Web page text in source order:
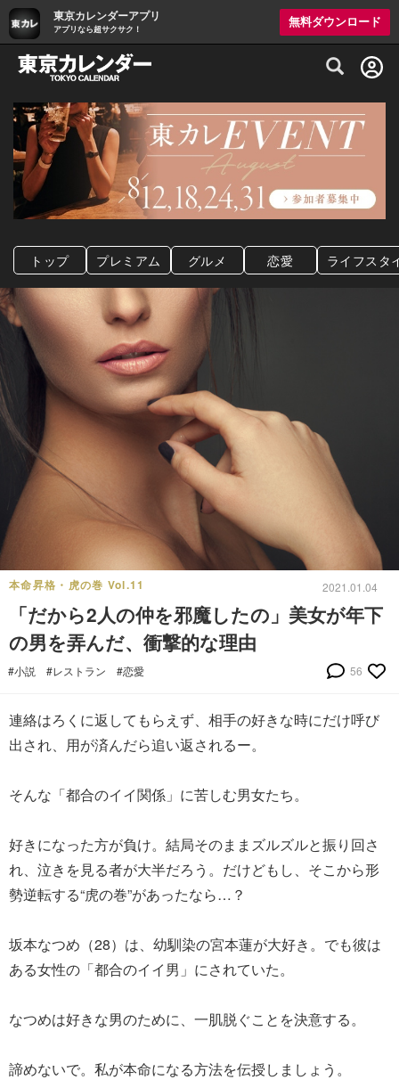
東京カレンダーアプリ
アプリなら超サクサク！
無料ダウンロード
グルメ情報・プレミアムレストラン予約
トップ プレミアム グルメ 恋愛 ライフスタ
本命昇格・虎の巻 Vol.11 2021.01.04
「だから2人の仲を邪魔したの」美女が年下
の男を弄んだ、衝撃的な理由
#小説 #レストラン #恋愛 56
連絡はろくに返してもらえず、相手の好きな時にだけ呼び
出され、用が済んだら追い返されるー。
そんな「都合のイイ関係」に苦しむ男女たち。
好きになった方が負け。結局そのままズルズルと振り回さ
れ、泣きを見る者が大半だろう。だけどもし、そこから形
勢逆転する“虎の巻”があったなら…？
坂本なつめ（28）は、幼馴染の宮本蓮が大好き。でも彼は
ある女性の「都合のイイ男」にされていた。
なつめは好きな男のために、一肌脱ぐことを決意する。
諦めないで。私が本命になる方法を伝授しましょう。